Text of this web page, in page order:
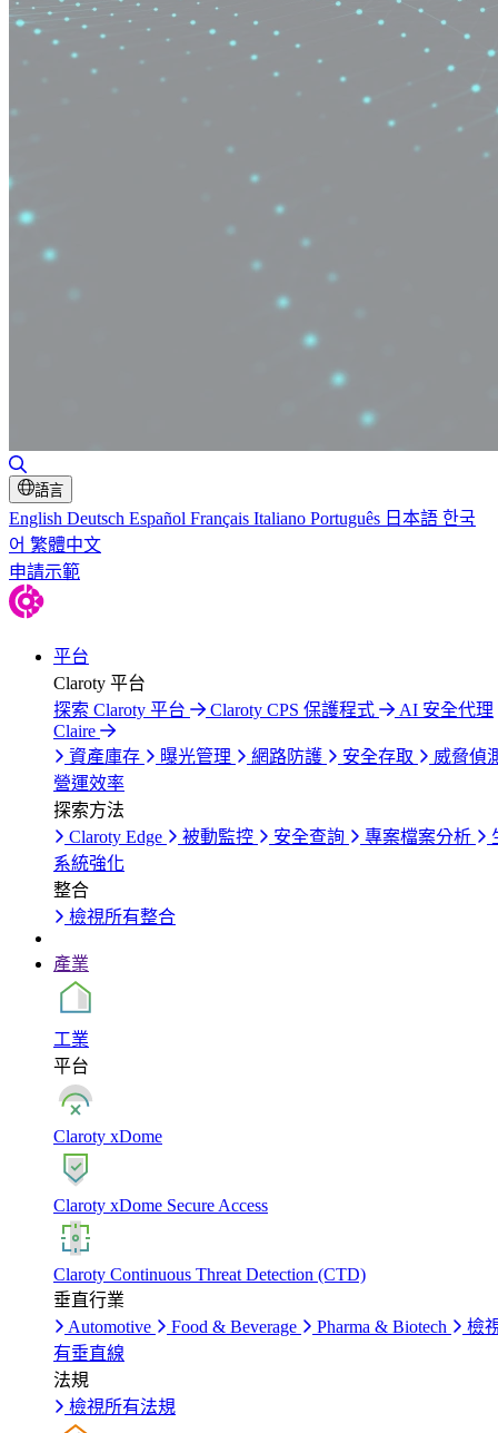
切換搜尋
語言
English Deutsch Español Français Italiano Português 日本語 한국
어 繁體中文
申請示範
平台
Claroty 平台
探索 Claroty 平台
Claroty CPS 保護程式
AI 安全代理
Claire
資產庫存
曝光管理 網路防護 安全存取
威脅偵
營運效率
探索方法
Claroty Edge
被動監控 安全查詢 專案檔案分析
系統強化
整合
檢視所有整合
產業
工業
平台
Claroty xDome
Claroty xDome Secure Access
Claroty Continuous Threat Detection (CTD)
垂直行業
Automotive
Food & Beverage Pharma & Biotech
檢
有垂直線
法規
檢視所有法規